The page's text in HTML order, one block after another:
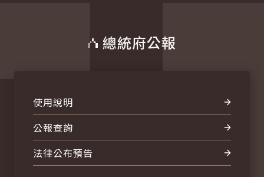
總統府公報
使用說明
公報查詢
法律公布預告